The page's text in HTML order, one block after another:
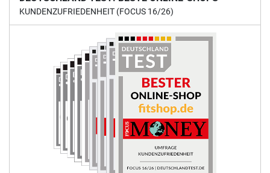
KUNDENZUFRIEDENHEIT (FOCUS 16/26)